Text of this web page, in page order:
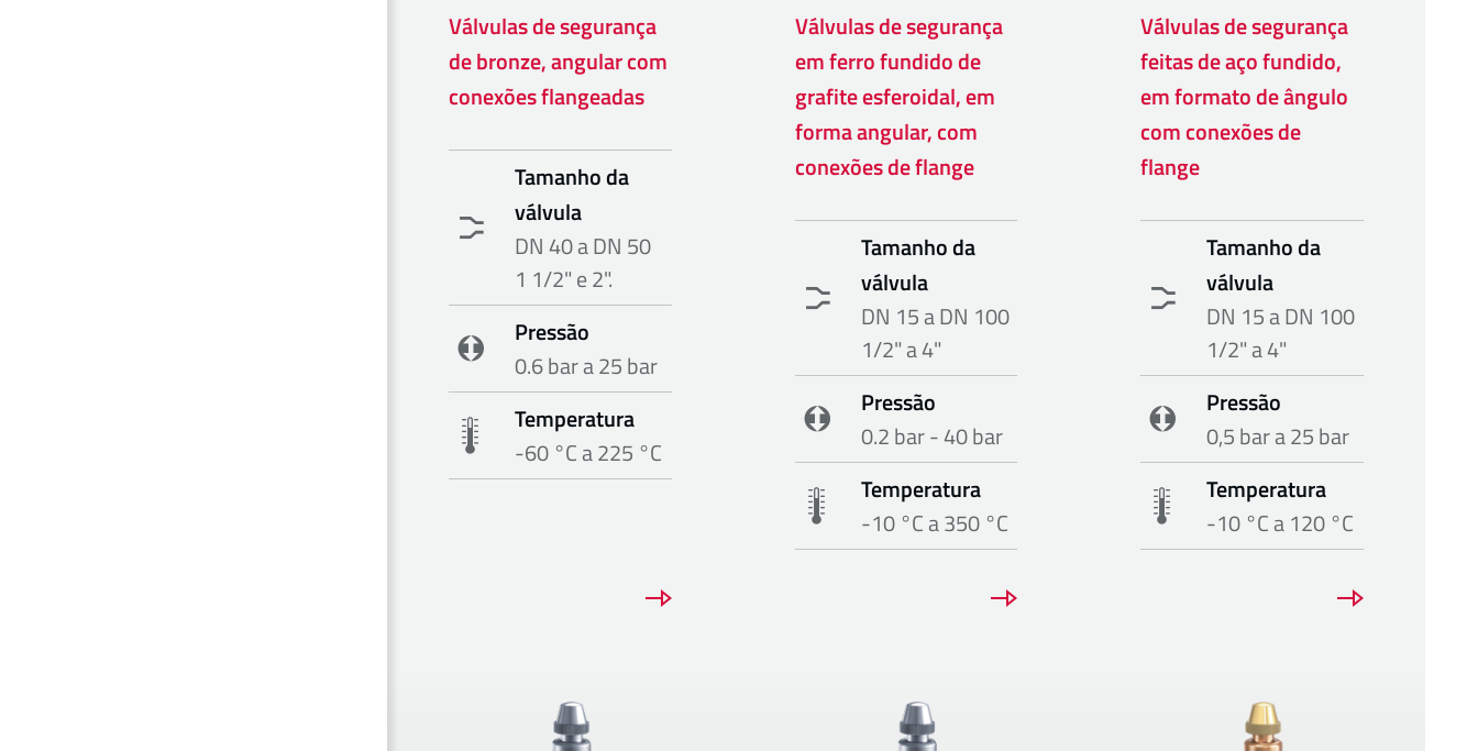
Válvulas de segurança
de bronze, angular com
conexões flangeadas
Tamanho da
válvula
DN 40 a DN 50
1 1/2" e 2".
Pressão
0.6 bar a 25 bar
Temperatura
-60 °C a 225 °C
Válvulas de segurança
em ferro fundido de
grafite esferoidal, em
forma angular, com
conexões de flange
Tamanho da
válvula
DN 15 a DN 100
1/2" a 4"
Pressão
0.2 bar - 40 bar
Temperatura
-10 °C a 350 °C
Válvulas de segurança
feitas de aço fundido,
em formato de ângulo
com conexões de
flange
Tamanho da
válvula
DN 15 a DN 100
1/2" a 4"
Pressão
0,5 bar a 25 bar
Temperatura
-10 °C a 120 °C